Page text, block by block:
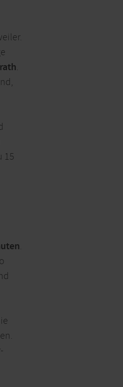
.
15
.